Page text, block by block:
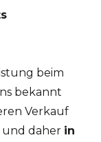
beim
bekannt
Verkauf
und daher in